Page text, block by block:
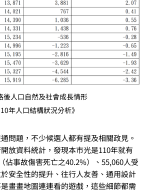
後人口自然及社會成長情形
年人口結構狀況分析》
問題，不少候選人都有提及相關政見。
放資料統計，發現本市光是110年就有
佔事故傷害死亡之40.2%）、55,060人受
安全性的提升、往行人友善、通用設計
畫畫地圖連連看的遊戲，這些細節都需